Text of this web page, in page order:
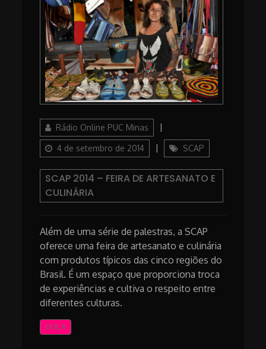
AuthorRádio Online PUC Minas
4 de setembro de 2014
Categories
SCAP
SCAP 2014 – FEIRA DE ARTESANATO E
CULINÁRIA
Além de uma série de palestras, a SCAP
oferece uma feira de artesanato e culinária
com produtos típicos das cinco regiões do
Brasil. É um espaço que proporciona troca
de experiências e cultiva o respeito entre
diferentes culturas.
OUÇA